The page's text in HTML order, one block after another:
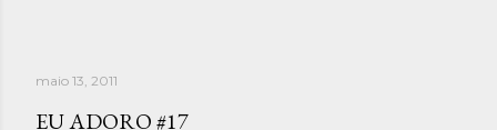
maio 13, 2011
EU ADORO #17